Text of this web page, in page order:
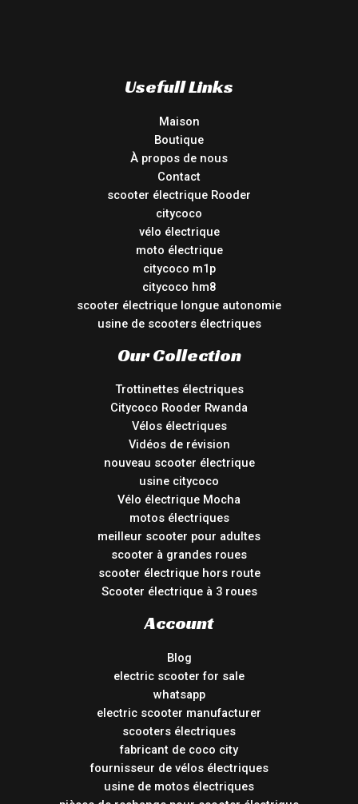
Usefull Links
Maison
Boutique
À propos de nous
Contact
scooter électrique Rooder
citycoco
vélo électrique
moto électrique
citycoco m1p
citycoco hm8
scooter électrique longue autonomie
usine de scooters électriques
Our Collection
Trottinettes électriques
Citycoco Rooder Rwanda
Vélos électriques
Vidéos de révision
nouveau scooter électrique
usine citycoco
Vélo électrique Mocha
motos électriques
meilleur scooter pour adultes
scooter à grandes roues
scooter électrique hors route
Scooter électrique à 3 roues
Account
Blog
electric scooter for sale
whatsapp
electric scooter manufacturer
scooters électriques
fabricant de coco city
fournisseur de vélos électriques
usine de motos électriques